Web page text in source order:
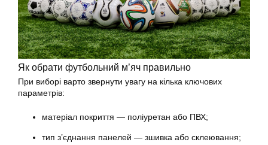
Як обрати футбольний м’яч правильно
При виборі варто звернути увагу на кілька ключових
параметрів:
матеріал покриття — поліуретан або ПВХ;
тип з’єднання панелей — зшивка або склеювання;